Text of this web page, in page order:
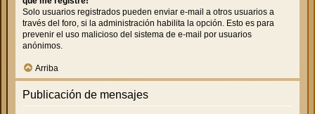
Solo usuarios registrados pueden enviar e-mail a otros usuarios a
través del foro, si la administración habilita la opción. Esto es para
prevenir el uso malicioso del sistema de e-mail por usuarios
anónimos.
Arriba
Publicación de mensajes